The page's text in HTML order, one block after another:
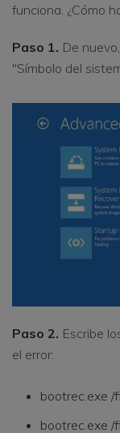
funciona. ¿Cómo
Paso 1. De
"Símbolo del
Paso 2. Escribe
el error:
bootrec.exe /
bootrec.exe /